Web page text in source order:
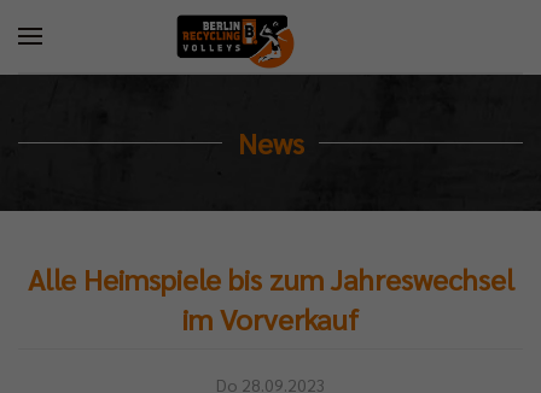
News
Alle Heimspiele bis zum Jahreswechsel
im Vorverkauf
Do 28.09.2023